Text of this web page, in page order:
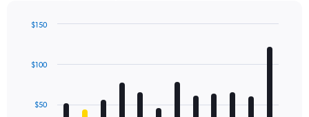
to
with
12
The$50
$100
$150